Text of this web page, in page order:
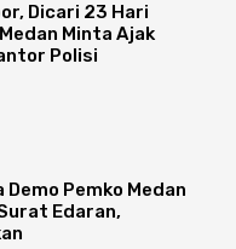
Dicari 23 Hari
Minta Ajak
Polisi
Demo Pemko Medan
Edaran,